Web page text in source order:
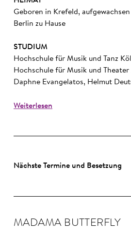
Geboren in Krefeld,
Berlin zu Hause
STUDIUM
Hochschule für Musik und Tanz
Hochschule für Musik und Theater
Daphne Evangelatos, Helmut
Weiterlesen
Nächste Termine und Besetzung
MADAMA BUTTER­FLY